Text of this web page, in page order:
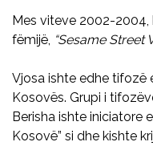
Mes viteve 2002-
fëmijë, “Sesame Street
Vjosa ishte edhe tifozë
Kosovës. Grupi i
Berisha ishte iniciatore
Kosovë” si dhe kishte